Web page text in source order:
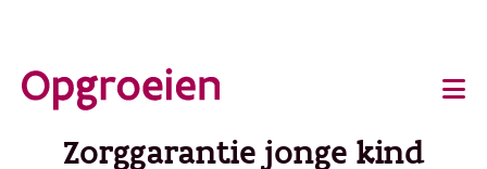
direct
hoofdinhoud
Main
navigation
Zorggarantie jonge kind